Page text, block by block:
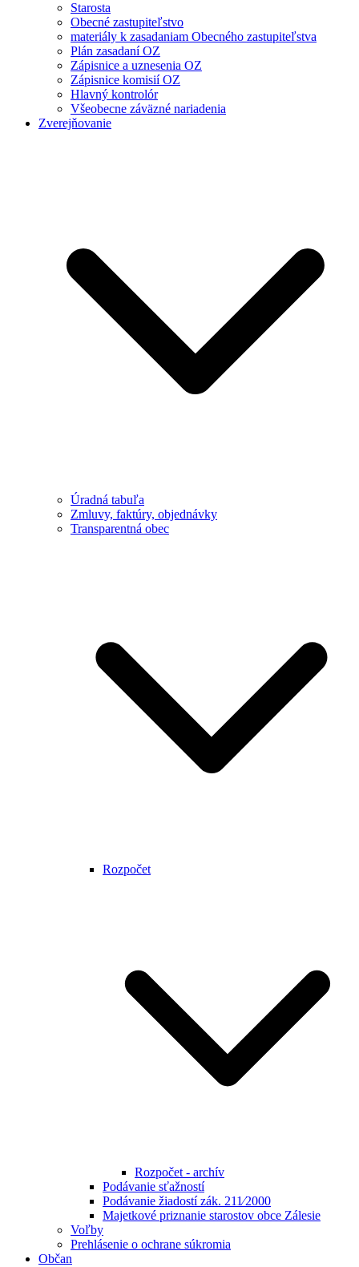
Starosta
Obecné zastupiteľstvo
materiály k zasadaniam Obecného zastupiteľstva
Plán zasadaní OZ
Zápisnice a uznesenia OZ
Zápisnice komisií OZ
Hlavný kontrolór
Všeobecne záväzné nariadenia
Zverejňovanie
Úradná tabuľa
Zmluvy, faktúry, objednávky
Transparentná obec
Rozpočet
Rozpočet - archív
Podávanie sťažností
Podávanie žiadostí zák. 211⁄2000
Majetkové priznanie starostov obce Zálesie
Voľby
Prehlásenie o ochrane súkromia
Občan